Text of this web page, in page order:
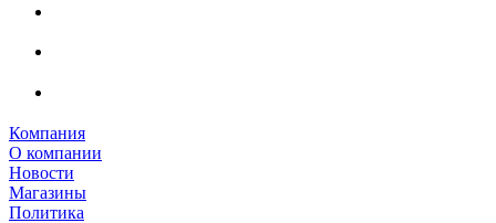
Компания
О компании
Новости
Магазины
Политика